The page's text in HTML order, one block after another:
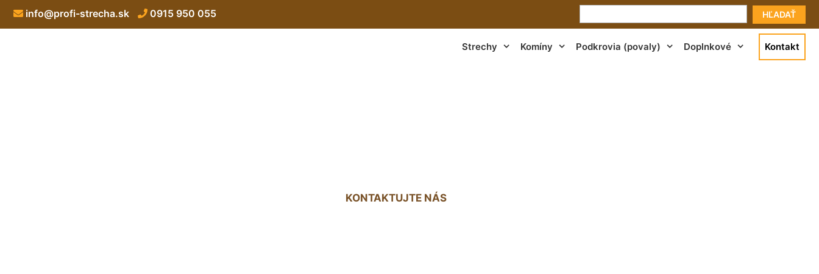
HĽADAŤ
info@profi-strecha.sk 0915 950 055
Strechy Komíny Podkrovia (povaly) Doplnkové Kontakt
KONTAKTUJTE NÁS